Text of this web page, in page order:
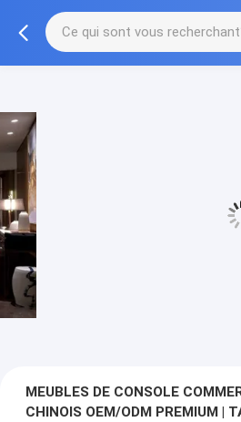
MEUBLES DE CONSOLE
CHINOIS OEM/ODM PREMIUM |